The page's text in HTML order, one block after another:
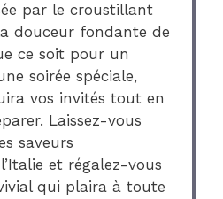
par le croustillant
douceur fondante de
ce soit pour un
soirée spéciale,
vos invités tout en
Laissez-vous
saveurs
et régalez-vous
qui plaira à toute